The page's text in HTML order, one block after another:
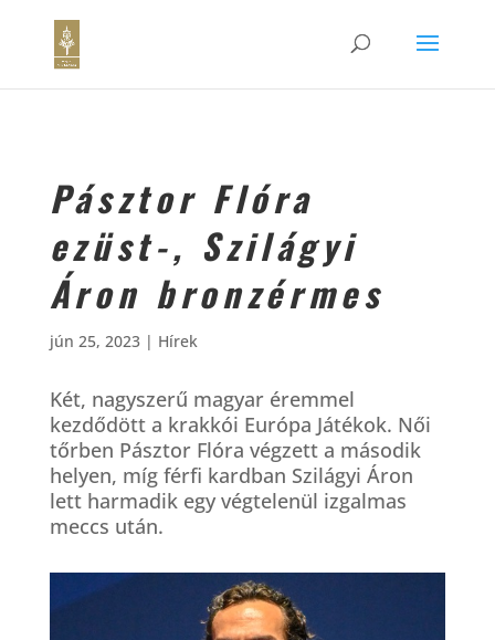
Pásztor Flóra
ezüst-, Szilágyi
Áron bronzérmes
jún 25, 2023| Hírek
Két, nagyszerű magyar éremmel
kezdődött a krakkói Európa Játékok. Női
tőrben Pásztor Flóra végzett a második
helyen, míg férfi kardban Szilágyi Áron
lett harmadik egy végtelenül izgalmas
meccs után.